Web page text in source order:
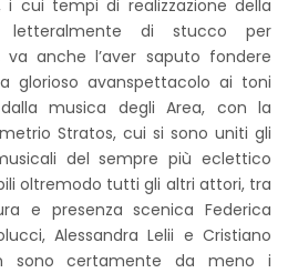
i cui tempi di realizzazione della
letteralmente di stucco per
anche l’aver saputo fondere
glorioso avanspettacolo ai toni
musica degli Area, con la
Stratos, cui si sono uniti gli
del sempre più eclettico
oltremodo tutti gli altri attori, tra
e presenza scenica Federica
Alessandra Lelii e Cristiano
sono certamente da meno i